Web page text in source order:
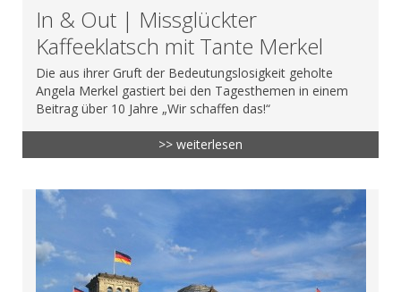
In & Out | Missglückter
Kaffeeklatsch mit Tante Merkel
Die aus ihrer Gruft der Bedeutungslosigkeit geholte
Angela Merkel gastiert bei den Tagesthemen in einem
Beitrag über 10 Jahre „Wir schaffen das!“
>> weiterlesen